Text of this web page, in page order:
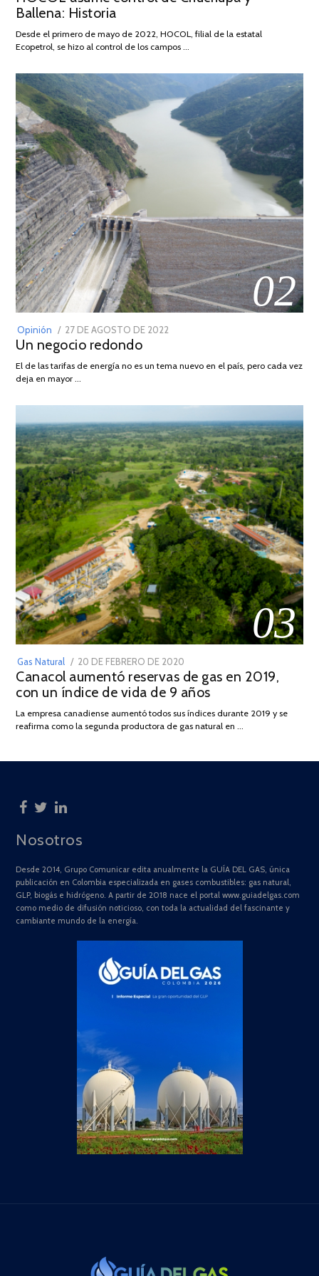
2026
Ballena: Historia
Desde el primero de mayo de 2022, HOCOL, filial de la estatal
Ecopetrol, se hizo al control de los campos …
02
Opinión
POSTED
ON
27 DE AGOSTO DE 2022
DE
Un negocio redondo
El de las tarifas de energía no es un tema nuevo en el país, pero cada vez
deja en mayor …
03
Gas Natural
POSTED
ON
20 DE FEBRERO DE 2020
DE
JULIO
2025
Canacol aumentó reservas de gas en 2019,
con un índice de vida de 9 años
La empresa canadiense aumentó todos sus índices durante 2019 y se
reafirma como la segunda productora de gas natural en …
Nosotros
Desde 2014, Grupo Comunicar edita anualmente la GUÍA DEL GAS, única
publicación en Colombia especializada en gases combustibles: gas natural,
GLP, biogás e hidrógeno. A partir de 2018 nace el portal www.guiadelgas.com
como medio de difusión noticioso, con toda la actualidad del fascinante y
cambiante mundo de la energía.